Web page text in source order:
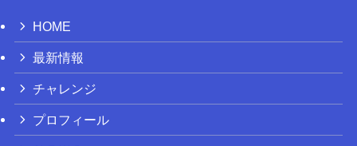
HOME
最新情報
チャレンジ
プロフィール